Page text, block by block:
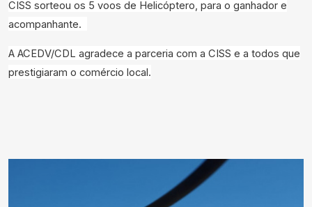
CISS sorteou os 5 voos de Helicóptero, para o ganhador e
acompanhante.
A ACEDV/CDL agradece a parceria com a CISS e a todos que
prestigiaram o comércio local.